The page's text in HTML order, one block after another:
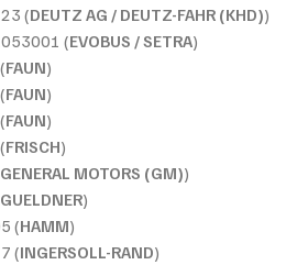
(DEUTZ AG / DEUTZ-FAHR (KHD))
(EVOBUS / SETRA)
FAUN)
FAUN)
FAUN)
FRISCH)
GENERAL MOTORS (GM))
GUELDNER)
(HAMM)
(INGERSOLL-RAND)